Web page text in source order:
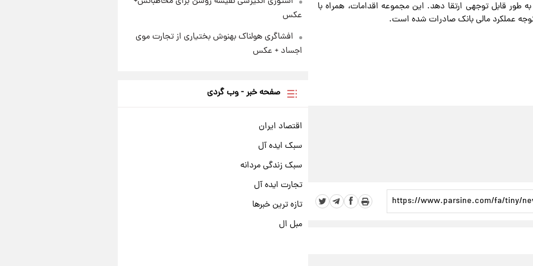
طور قابل توجهی ارتقا دهد. این مجموعه اقدامات، همراه با
عملکرد مالی بانک صادرات شده است.
عکس
افشاگری هولناک بهنوش بختیاری از تجارت موی
اجساد + عکس
صفحه خبر - وب گردی
اقتصاد ایران
سبک ایده آل
سبک زندگی مردانه
تجارت ایده آل
تازه ترین خبرها
مبل ال